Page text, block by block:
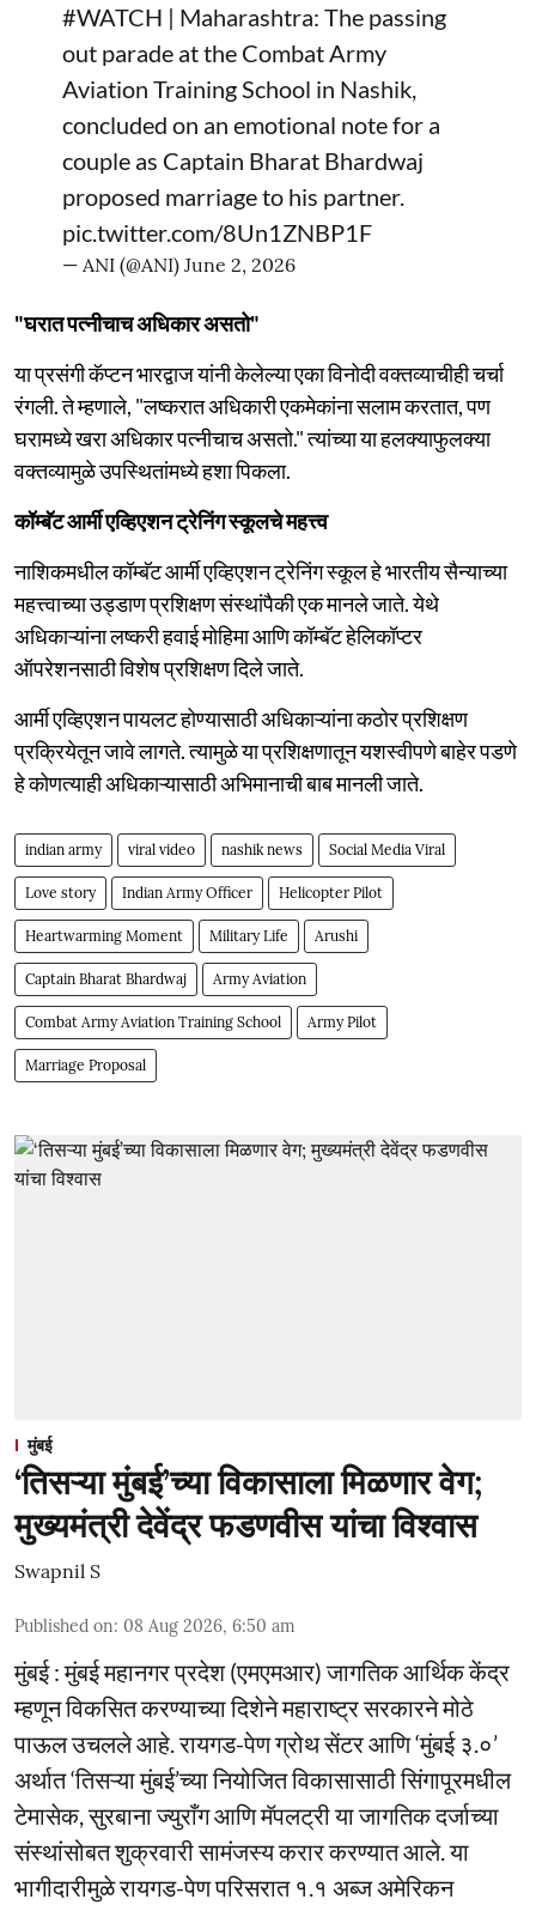
#WATCH | Maharashtra: The passing
out parade at the Combat Army
Aviation Training School in Nashik,
concluded on an emotional note for a
couple as Captain Bharat Bhardwaj
proposed marriage to his partner.
pic.twitter.com/8Un1ZNBP1F
— ANI (@ANI) June 2, 2026
"घरात पत्नीचाच अधिकार असतो"
या प्रसंगी कॅप्टन भारद्वाज यांनी केलेल्या एका विनोदी वक्तव्याचीही चर्चा
रंगली. ते म्हणाले, "लष्करात अधिकारी एकमेकांना सलाम करतात, पण
घरामध्ये खरा अधिकार पत्नीचाच असतो." त्यांच्या या हलक्याफुलक्या
वक्तव्यामुळे उपस्थितांमध्ये हशा पिकला.
कॉम्बॅट आर्मी एव्हिएशन ट्रेनिंग स्कूलचे महत्त्व
नाशिकमधील कॉम्बॅट आर्मी एव्हिएशन ट्रेनिंग स्कूल हे भारतीय सैन्याच्या
महत्त्वाच्या उड्डाण प्रशिक्षण संस्थांपैकी एक मानले जाते. येथे
अधिकाऱ्यांना लष्करी हवाई मोहिमा आणि कॉम्बॅट हेलिकॉप्टर
ऑपरेशनसाठी विशेष प्रशिक्षण दिले जाते.
आर्मी एव्हिएशन पायलट होण्यासाठी अधिकाऱ्यांना कठोर प्रशिक्षण
प्रक्रियेतून जावे लागते. त्यामुळे या प्रशिक्षणातून यशस्वीपणे बाहेर पडणे
हे कोणत्याही अधिकाऱ्यासाठी अभिमानाची बाब मानली जाते.
indian army viral video nashik news Social Media Viral
Love story Indian Army Officer Helicopter Pilot
Heartwarming Moment Military Life Arushi
Captain Bharat Bhardwaj Army Aviation
Combat Army Aviation Training School Army Pilot
Marriage Proposal
मुंबई
‘तिसऱ्या मुंबई’च्या विकासाला मिळणार वेग;
मुख्यमंत्री देवेंद्र फडणवीस यांचा विश्वास
Swapnil S
Published on: 08 Aug 2026, 6:50 am
मुंबई : मुंबई महानगर प्रदेश (एमएमआर) जागतिक आर्थिक केंद्र
म्हणून विकसित करण्याच्या दिशेने महाराष्ट्र सरकारने मोठे
पाऊल उचलले आहे. रायगड-पेण ग्रोथ सेंटर आणि ‘मुंबई ३.०’
अर्थात ‘तिसऱ्या मुंबई’च्या नियोजित विकासासाठी सिंगापूरमधील
टेमासेक, सुरबाना ज्युराँग आणि मॅपलट्री या जागतिक दर्जाच्या
संस्थांसोबत शुक्रवारी सामंजस्य करार करण्यात आले. या
भागीदारीमुळे रायगड-पेण परिसरात १.१ अब्ज अमेरिकन